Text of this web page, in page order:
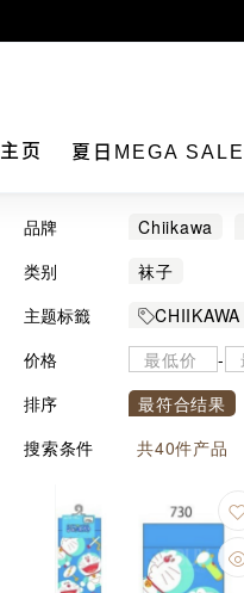
主页 夏日MEGA SALE
品牌 Chiikawa
类别
袜子
主题标籤
CHIIKAWA
价格
-
排序
最符合结果
搜索条件
共40件产品